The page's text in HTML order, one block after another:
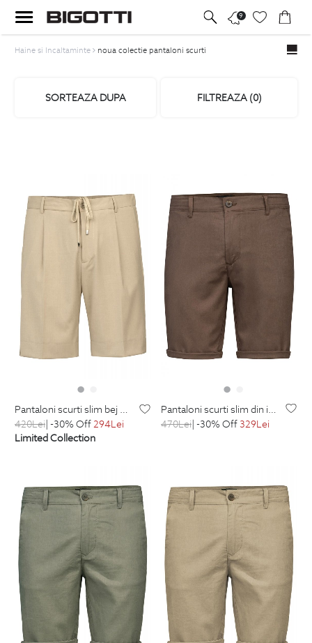
9
SORTEAZA DUPA FILTREAZA (0)
Haine si Incaltaminte noua colectie pantaloni scurti
pantaloni scurti slim bej uni
420Lei | -30% Off294Lei
Limited Collection
pantaloni scurti slim din in maro uni
470Lei| -30% Off329Lei